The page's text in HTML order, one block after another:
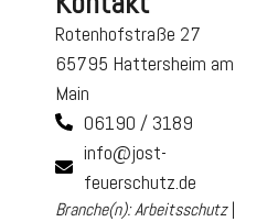
Rotenhofstraße 27
65795 Hattersheim am
Main
06190 / 3189
info@jost-
feuerschutz.de
Branche(n):Arbeitsschutz|